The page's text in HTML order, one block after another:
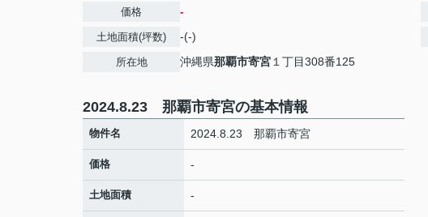
価格 -
土地面積(坪数) -(-)
所在地 沖縄県那覇市寄宮 １丁目308番125
2024.8.23 那覇市寄宮の基本情報
物件名 2024.8.23 那覇市寄宮
価格 -
土地面積 -